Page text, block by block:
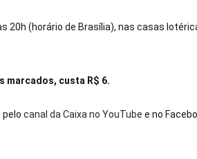
(horário de Brasília), nas casas
marcados, custa R$ 6.
canal da Caixa no YouTube e no